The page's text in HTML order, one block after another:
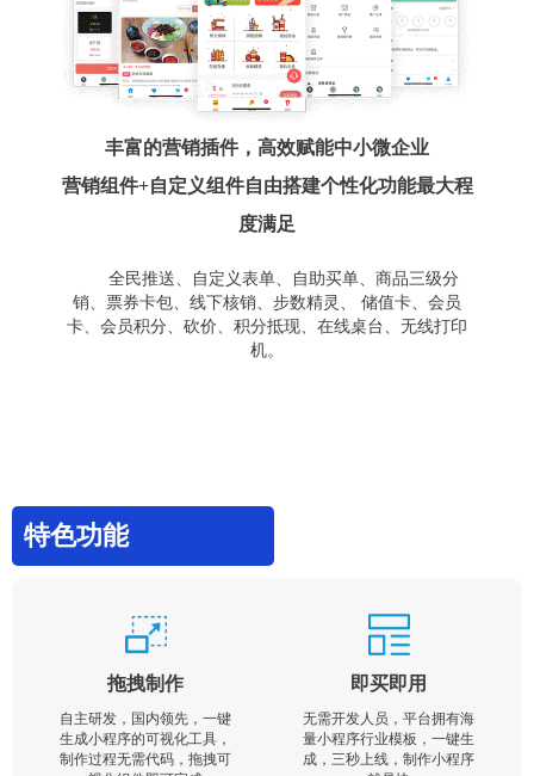
丰富的营销插件，高效赋能中小微企业
营销组件+自定义组件自由搭建个性化功能最大程
度满足
全民推送、自定义表单、自助买单、商品三级分
销、票券卡包、线下核销、步数精灵、 储值卡、会员
卡、会员积分、砍价、积分抵现、在线桌台、无线打印
机。
特色功能
拖拽制作
自主研发，国内领先，一键
生成小程序的可视化工具，
制作过程无需代码，拖拽可
即买即用
无需开发人员，平台拥有海
量小程序行业模板，一键生
成，三秒上线，制作小程序